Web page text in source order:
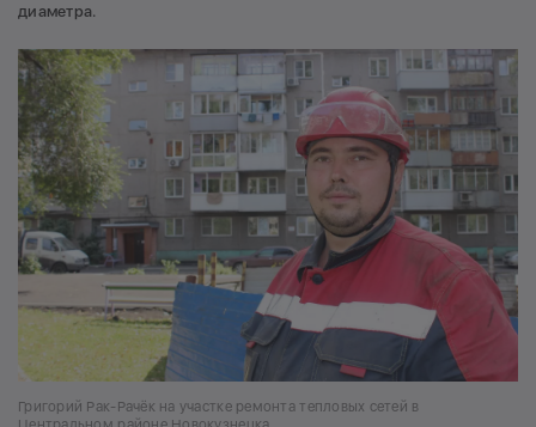
диаметра.
Григорий Рак-Рачёк на участке ремонта тепловых сетей в